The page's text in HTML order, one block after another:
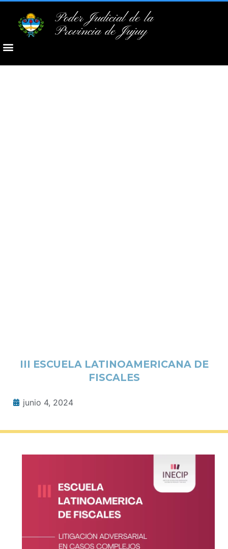
Poder Judicial de la
Provincia de Jujuy
III ESCUELA LATINOAMERICANA DE
FISCALES
junio 4, 2024